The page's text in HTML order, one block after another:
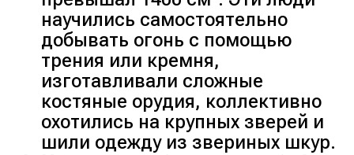
научились самостоятельно
добывать огонь с помощью
трения или кремня,
изготавливали сложные
костяные орудия, коллективно
охотились на крупных зверей и
шили одежду из звериных шкур.